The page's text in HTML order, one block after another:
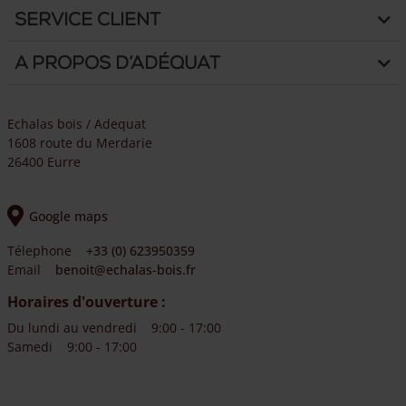
Service client
A propos d’Adéquat
Echalas bois / Adequat
1608 route du Merdarie
26400 Eurre
Google maps
Télephone
+33 (0) 623950359
Email
benoit@echalas-bois.fr
Horaires d'ouverture :
Du lundi au vendredi
9:00 - 17:00
Samedi
9:00 - 17:00